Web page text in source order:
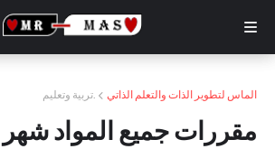
الماس لتطوير الذات والتعلم الذاتي .تربية وتعليم
مقررات جميع المواد شهر